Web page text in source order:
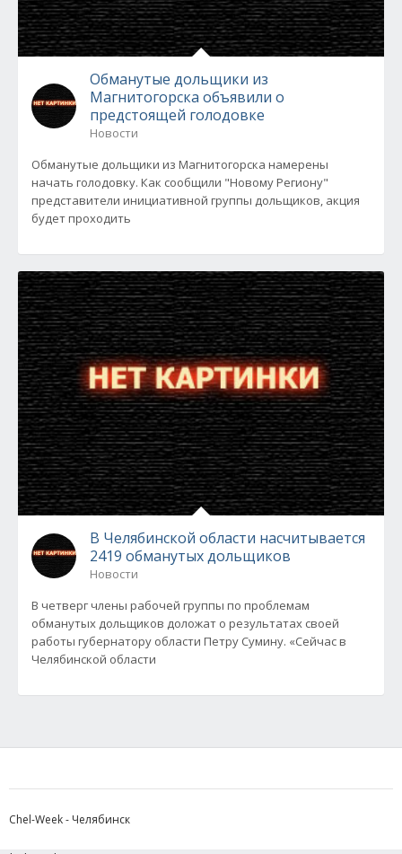
Обманутые дольщики из
Магнитогорска объявили о
предстоящей голодовке
Новости
Обманутые дольщики из Магнитогорска намерены
начать голодовку. Как сообщили "Новому Региону"
представители инициативной группы дольщиков, акция
будет проходить
В Челябинской области насчитывается
2419 обманутых дольщиков
Новости
В четверг члены рабочей группы по проблемам
обманутых дольщиков доложат о результатах своей
работы губернатору области Петру Сумину. «Сейчас в
Челябинской области
Chel-Week - Челябинск